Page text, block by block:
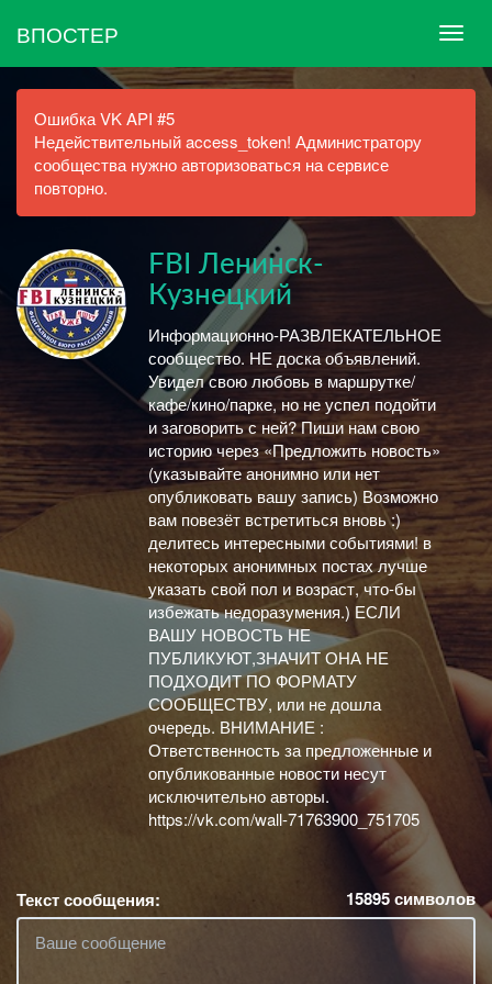
ВПОСТЕР
Ошибка VK API #5
Недействительный access_token! Администратору
сообщества нужно авторизоваться на сервисе
повторно.
FBI Ленинск-
Кузнецкий
Информационно-РАЗВЛЕКАТЕЛЬНОЕ
сообщество. НЕ доска объявлений.
Увидел свою любовь в маршрутке/
кафе/кино/парке, но не успел подойти
и заговорить с ней? Пиши нам свою
историю через «Предложить новость»
(указывайте анонимно или нет
опубликовать вашу запись) Возможно
вам повезёт встретиться вновь :)
делитесь интересными событиями! в
некоторых анонимных постах лучше
указать свой пол и возраст, что-бы
избежать недоразумения.) ЕСЛИ
ВАШУ НОВОСТЬ НЕ
ПУБЛИКУЮТ,ЗНАЧИТ ОНА НЕ
ПОДХОДИТ ПО ФОРМАТУ
СООБЩЕСТВУ, или не дошла
очередь. ВНИМАНИЕ :
Ответственность за предложенные и
опубликованные новости несут
исключительно авторы.
https://vk.com/wall-71763900_751705
Текст сообщения: 15895символов